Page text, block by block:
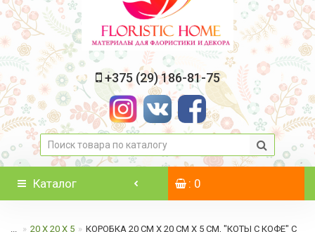
+375 (29) 186-81-75
Каталог : 0
... 20 Х 20 Х 5 КОРОБКА 20 СМ Х 20 СМ Х 5 СМ, "КОТЫ С КОФЕ" С